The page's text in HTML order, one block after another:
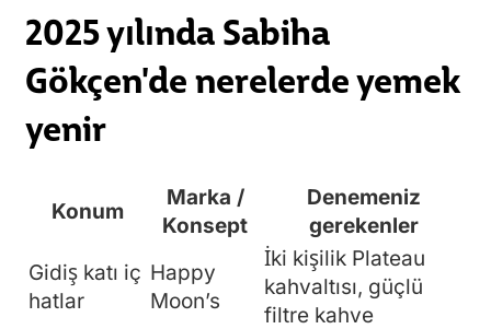
2025 yılında Sabiha
Gökçen'de nerelerde yemek
yenir
Konum
Marka /
Konsept
Denemeniz
gerekenler
Gidiş katı iç
hatlar
Happy
Moon’s
İki kişilik Plateau
kahvaltısı, güçlü
filtre kahve